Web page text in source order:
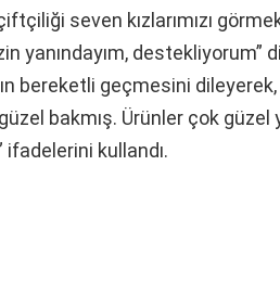
seven kızlarımızı
yanındayım, destekliyorum”
bereketli geçmesini
bakmış. Ürünler çok
ifadelerini kullandı.